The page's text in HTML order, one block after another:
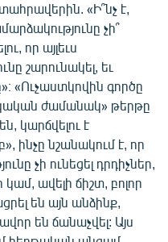
«Ի՞նչ է,
չի՞
որ այլեւս
շարունակել, եւ
«Ուչաստկովին գործը
ժամանակ» թերթը
կարճվելու է
ինչը նշանակում է, որ
չի ունեցել դրդիչներ,
ավելի ճիշտ, բոլոր
են այն անձինք,
են ճանաչվել: Այս